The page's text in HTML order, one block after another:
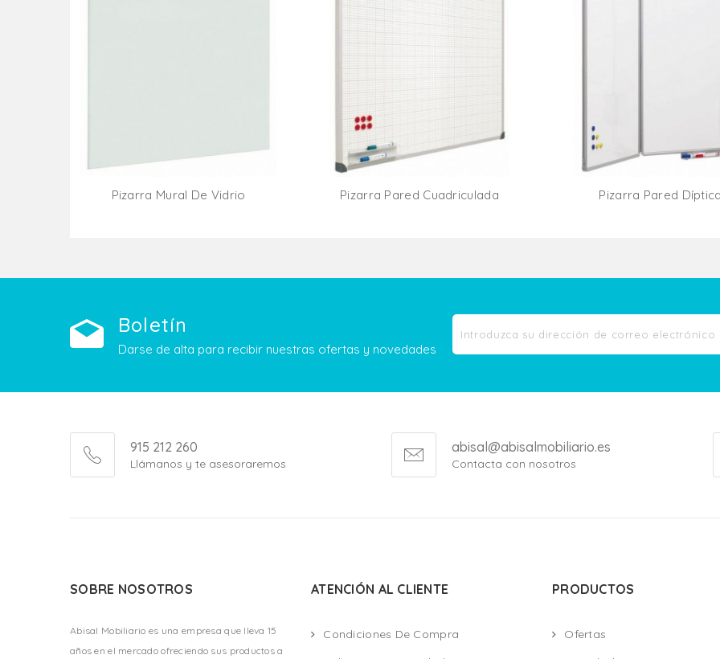
Pizarra Mural De Vidrio
Pizarra Pared Cuadriculada
Pizarra Pared Díptica
Boletín
Darse de alta para recibir nuestras ofertas y novedades
915 212 260
Llámanos y te asesoraremos
abisal@abisalmobiliario.es
Contacta con nosotros
SOBRE NOSOTROS
Abisal Mobiliario es una empresa que lleva 15
años en el mercado ofreciendo sus productos a
ATENCIÓN AL CLIENTE
Condiciones De Compra
PRODUCTOS
Ofertas